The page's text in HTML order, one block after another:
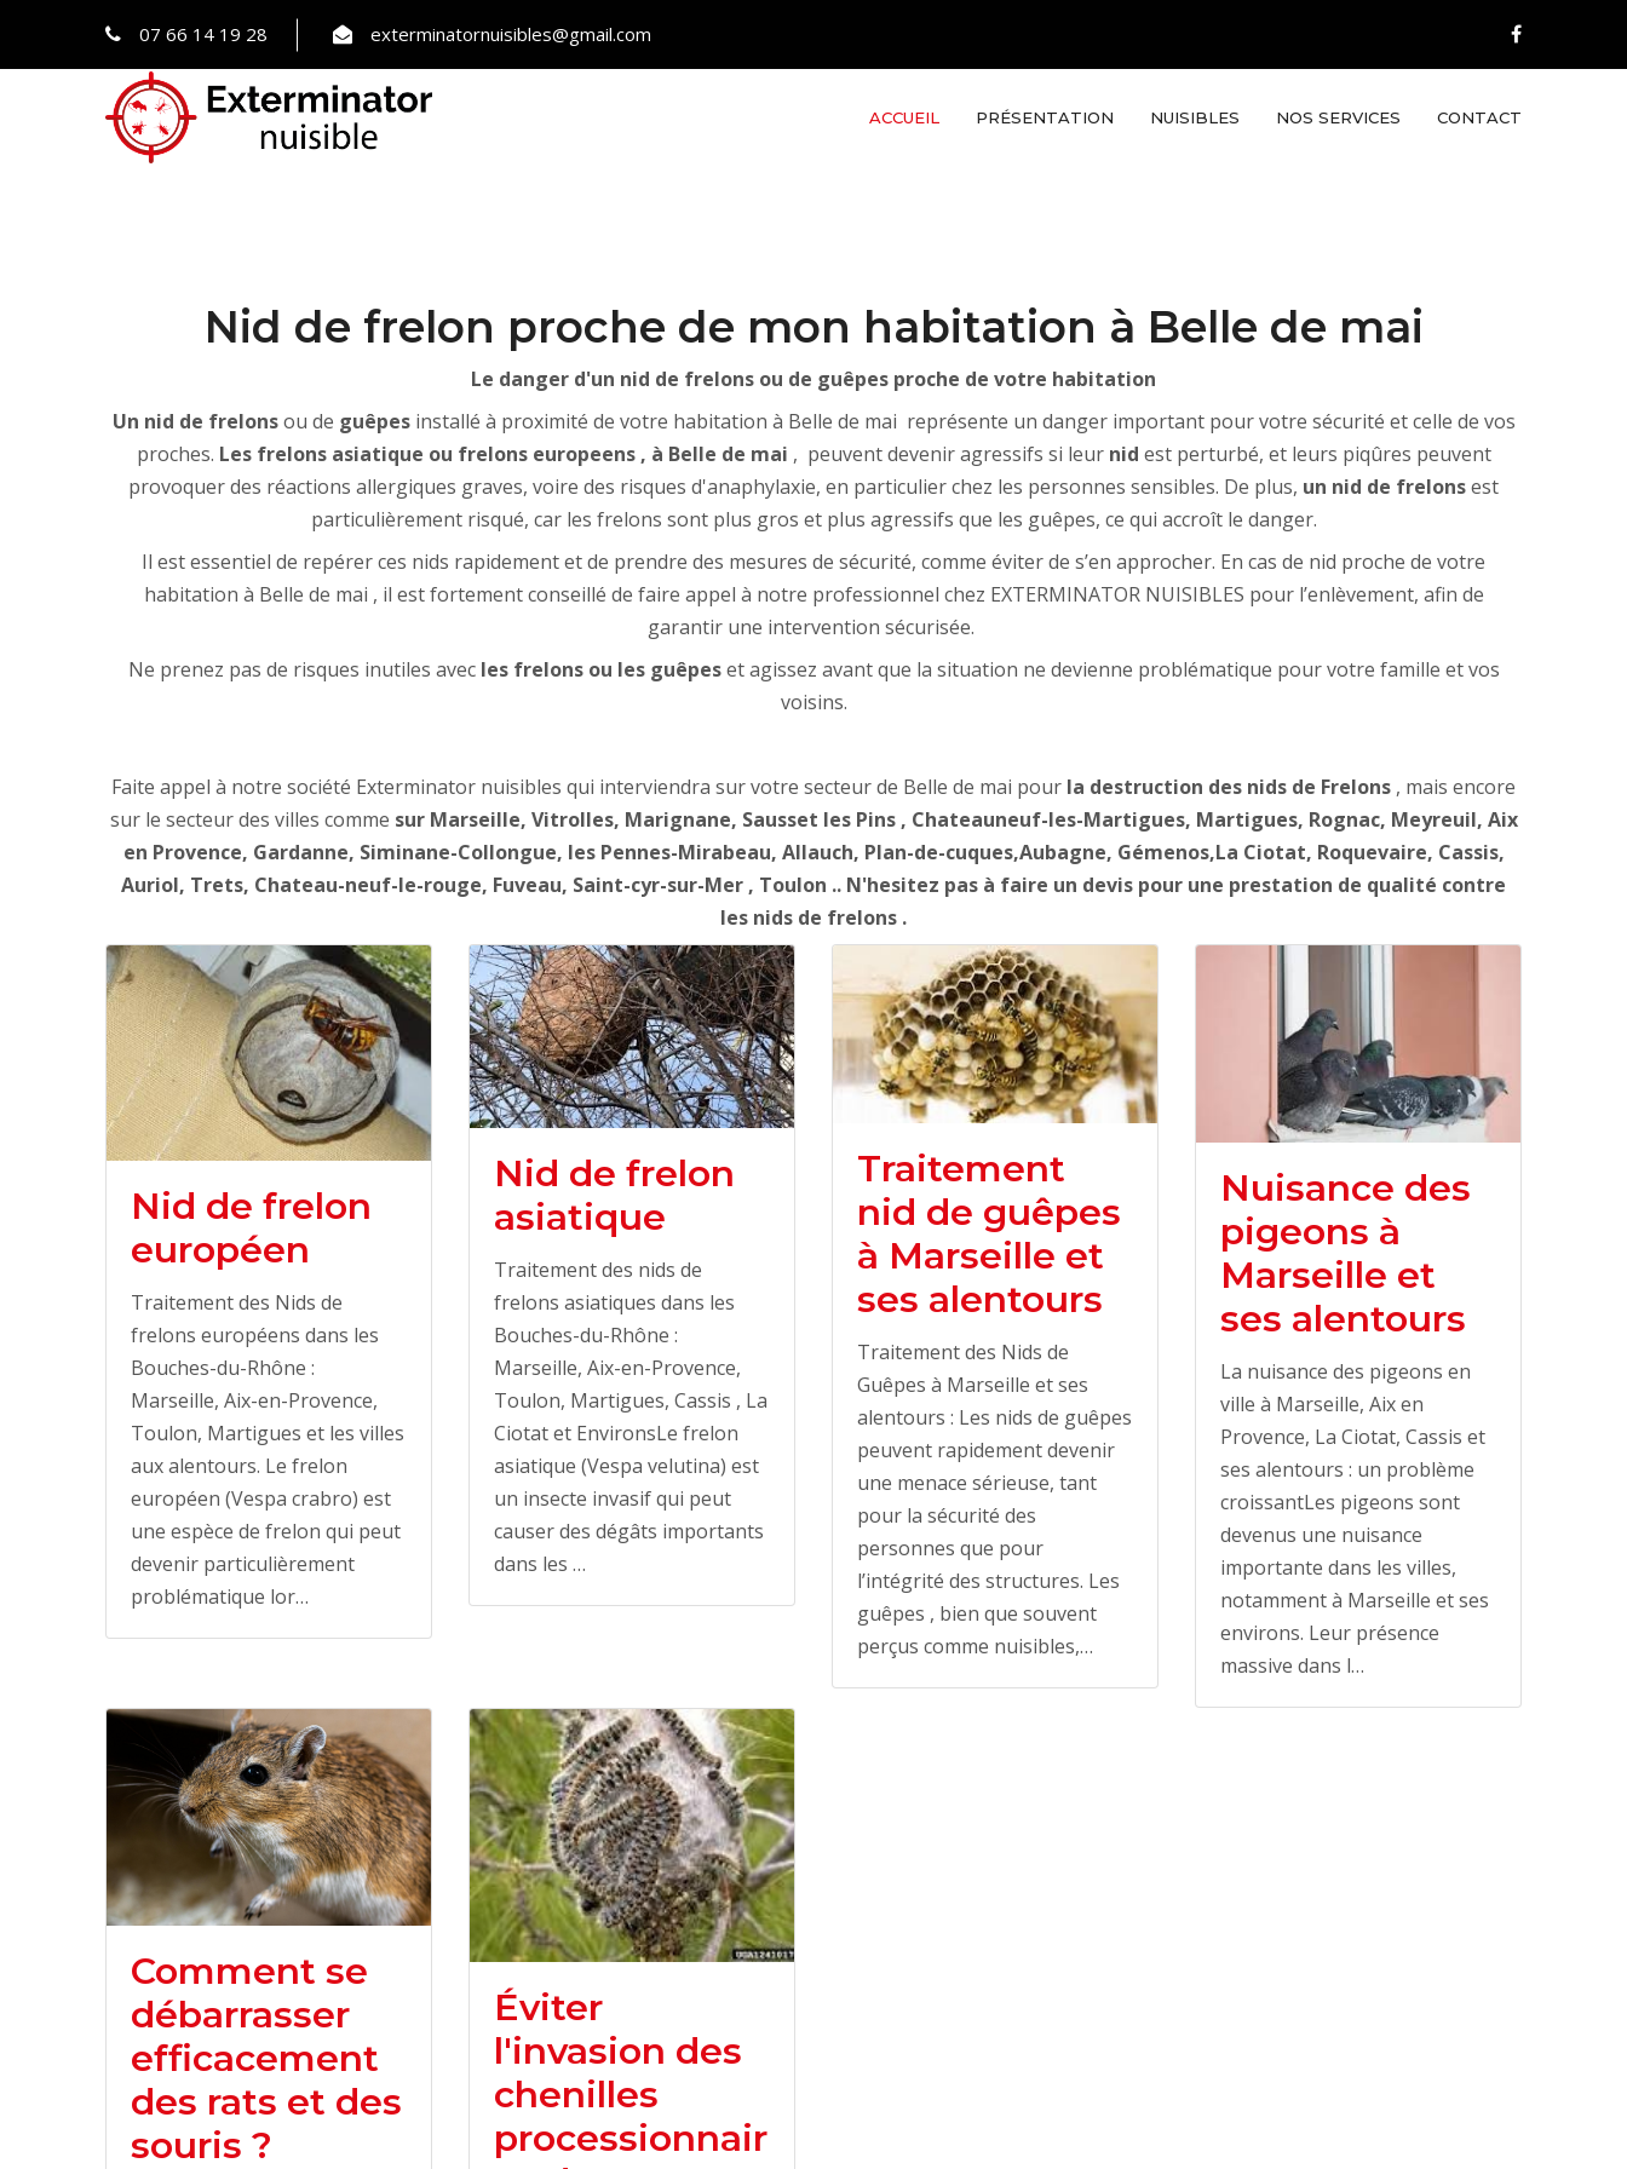
07 66 14 19 28 exterminatornuisibles@gmail.com
ACCUEIL PRÉSENTATION NUISIBLES NOS SERVICES CONTACT
Nid de frelon proche de mon habitation à Belle de mai
Le danger d'un nid de frelons ou de guêpes proche de votre habitation
Un nid de frelonsou de guêpesinstallé à proximité de votre habitation à Belle de mai représente un danger important pour votre sécurité et celle de vos
proches. Les frelons asiatique ou frelons europeens , à Belle de mai , peuvent devenir agressifs si leur nid est perturbé, et leurs piqûres peuvent
provoquer des réactions allergiques graves, voire des risques d'anaphylaxie, en particulier chez les personnes sensibles. De plus, un nid de frelonsest
particulièrement risqué, car les frelons sont plus gros et plus agressifs que les guêpes, ce qui accroît le danger.
Il est essentiel de repérer ces nids rapidement et de prendre des mesures de sécurité, comme éviter de s’en approcher. En cas de nid proche de votre
habitation à Belle de mai , il est fortement conseillé de faire appel à notre professionnel chez EXTERMINATOR NUISIBLES pour l’enlèvement, afin de
garantir une intervention sécurisée.
Ne prenez pas de risques inutiles avec les frelons ou les guêpeset agissez avant que la situation ne devienne problématique pour votre famille et vos
voisins.
Faite appel à notre société Exterminator nuisibles qui interviendra sur votre secteur de Belle de mai pour la destruction des nids de Frelons , mais encore
sur le secteur des villes comme sur Marseille, Vitrolles, Marignane, Sausset les Pins , Chateauneuf-les-Martigues, Martigues, Rognac, Meyreuil, Aix
en Provence, Gardanne, Siminane-Collongue, les Pennes-Mirabeau, Allauch, Plan-de-cuques,Aubagne, Gémenos,La Ciotat, Roquevaire, Cassis,
Auriol, Trets, Chateau-neuf-le-rouge, Fuveau, Saint-cyr-sur-Mer , Toulon .. N'hesitez pas à faire un devis pour une prestation de qualité contre
les nids de frelons .
Nid de frelon
européen
Traitement des Nids de
frelons européens dans les
Bouches-du-Rhône :
Marseille, Aix-en-Provence,
Toulon, Martigues et les villes
aux alentours. Le frelon
européen (Vespa crabro) est
une espèce de frelon qui peut
devenir particulièrement
problématique lor…
Nid de frelon
asiatique
Traitement des nids de
frelons asiatiques dans les
Bouches-du-Rhône :
Marseille, Aix-en-Provence,
Toulon, Martigues, Cassis , La
Ciotat et EnvironsLe frelon
asiatique (Vespa velutina) est
un insecte invasif qui peut
causer des dégâts importants
dans les …
Traitement
nid de guêpes
à Marseille et
ses alentours
Traitement des Nids de
Guêpes à Marseille et ses
alentours : Les nids de guêpes
peuvent rapidement devenir
une menace sérieuse, tant
pour la sécurité des
personnes que pour
l’intégrité des structures. Les
guêpes , bien que souvent
perçus comme nuisibles,…
Nuisance des
pigeons à
Marseille et
ses alentours
La nuisance des pigeons en
ville à Marseille, Aix en
Provence, La Ciotat, Cassis et
ses alentours : un problème
croissantLes pigeons sont
devenus une nuisance
importante dans les villes,
notamment à Marseille et ses
environs. Leur présence
massive dans l…
Comment se
débarrasser
efficacement
des rats et des
souris ?
Éviter
l'invasion des
chenilles
processionnair